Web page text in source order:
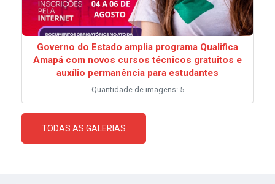
Governo do Estado amplia programa Qualifica
Amapá com novos cursos técnicos gratuitos e
auxílio permanência para estudantes
Quantidade de imagens: 5
TODAS AS GALERIAS